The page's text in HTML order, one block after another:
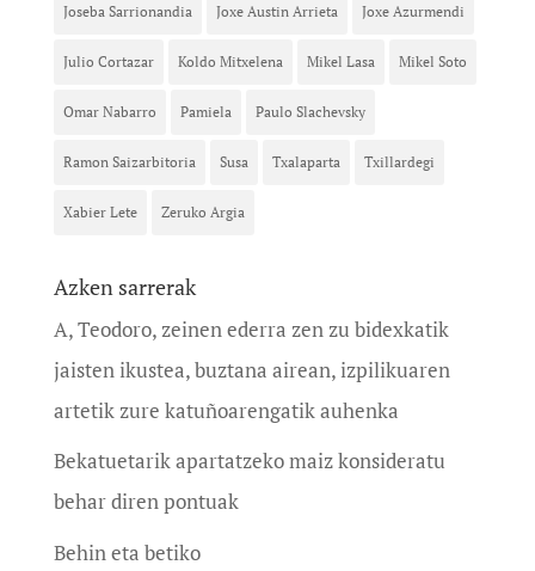
Joseba Sarrionandia Joxe Austin Arrieta Joxe Azurmendi
Julio Cortazar Koldo Mitxelena Mikel Lasa Mikel Soto
Omar Nabarro Pamiela Paulo Slachevsky
Ramon Saizarbitoria Susa Txalaparta Txillardegi
Xabier Lete Zeruko Argia
Azken sarrerak
A, Teodoro, zeinen ederra zen zu bidexkatik
jaisten ikustea, buztana airean, izpilikuaren
artetik zure katuñoarengatik auhenka
Bekatuetarik apartatzeko maiz konsideratu
behar diren pontuak
Behin eta betiko